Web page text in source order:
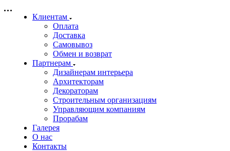
Клиентам
Оплата
Доставка
Самовывоз
Обмен и возврат
Партнерам
Дизайнерам интерьера
Архитекторам
Декораторам
Строительным организациям
Управляющим компаниям
Прорабам
Галерея
О нас
Контакты